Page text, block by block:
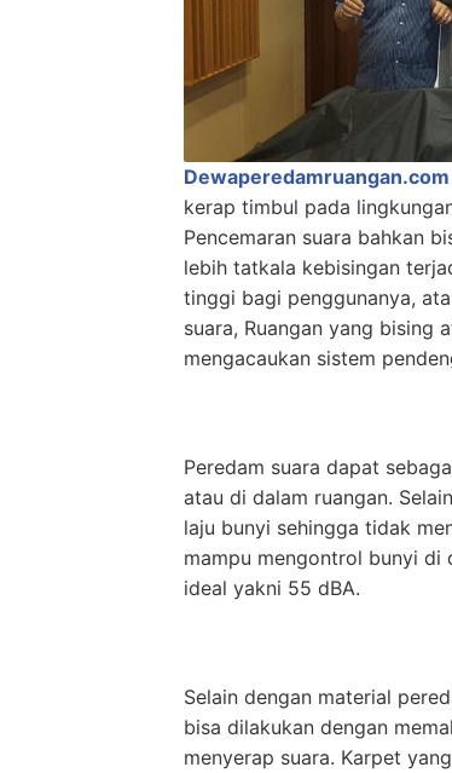
Dewaperedamruangan.com
kerap timbul pada
Pencemaran suara bahkan
lebih tatkala kebisingan
tinggi bagi penggunanya,
suara, Ruangan yang bising
mengacaukan sistem
Peredam suara dapat
atau di dalam ruangan.
laju bunyi sehingga tidak
mampu mengontrol bunyi di
ideal yakni 55 dBA.
Selain dengan material
bisa dilakukan dengan
menyerap suara. Karpet